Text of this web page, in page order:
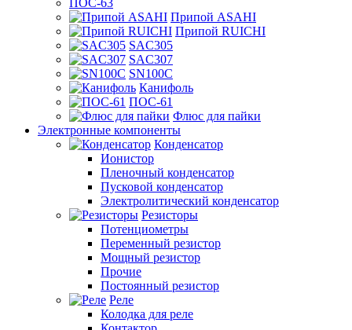
ПОС-63
Припой ASAHI
Припой RUICHI
SAC305
SAC307
SN100C
Канифоль
ПОС-61
Флюс для пайки
Электронные компоненты
Конденсатор
Ионистор
Пленочный конденсатор
Пусковой конденсатор
Электролитический конденсатор
Резисторы
Потенциометры
Переменный резистор
Мощный резистор
Прочие
Постоянный резистор
Реле
Колодка для реле